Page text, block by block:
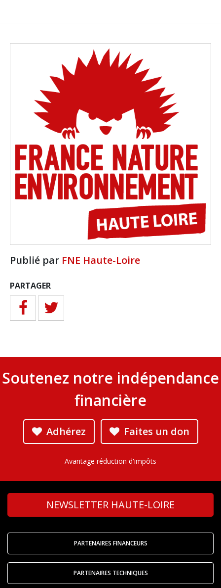
Publié par FNE Haute-Loire
PARTAGER
Soutenez notre indépendance
financière
Adhérez Faites un don
Avantage réduction d'impôts
NEWSLETTER HAUTE-LOIRE
PARTENAIRES FINANCEURS
PARTENAIRES TECHNIQUES